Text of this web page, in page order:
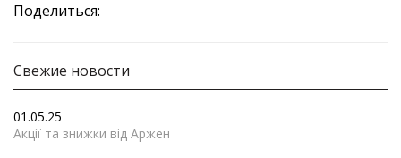
Поделиться:
Свежие новости
01.05.25
Акції та знижки від Аржен